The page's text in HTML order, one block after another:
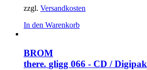
zzgl. Versandkosten
In den Warenkorb
BROM
there. gligg 066 - CD / Digipak